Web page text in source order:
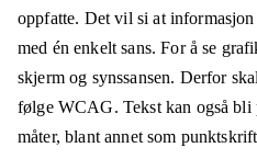
oppfatte. Det vil si at
med én enkelt sans. For å se
skjerm og synssansen. Derfor
følge WCAG. Tekst kan også bli
måter, blant annet som